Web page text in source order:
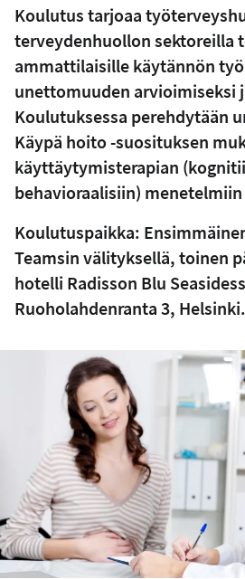
Koulutus tarjoaa
terveydenhuollon sektoreilla
ammattilaisille käytännön
unettomuuden arvioimiseksi
Koulutuksessa perehdytään
Käypä hoito -suosituksen
käyttäytymisterapian
behavioraalisiin) menetelmiin
Koulutuspaikka:
Teamsin välityksellä, toinen
hotelli Radisson Blu
Ruoholahdenranta 3, Helsinki.